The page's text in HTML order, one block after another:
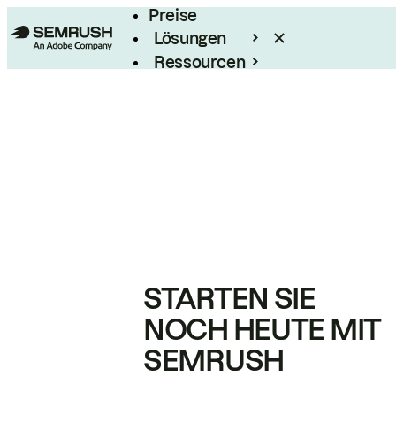
Preise
Lösungen
Ressourcen
STARTEN SIE
NOCH HEUTE MIT
SEMRUSH